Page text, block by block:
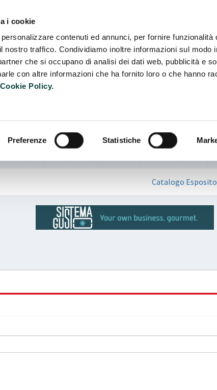
i cookie
contenuti ed annunci, per fornire funzionalità
nostro traffico. Condividiamo inoltre informazioni sul modo
che si occupano di analisi dei dati web, pubblicità e
con altre informazioni che ha fornito loro o che hanno
Cookie Policy.
Preferenze Statistiche
Catalogo